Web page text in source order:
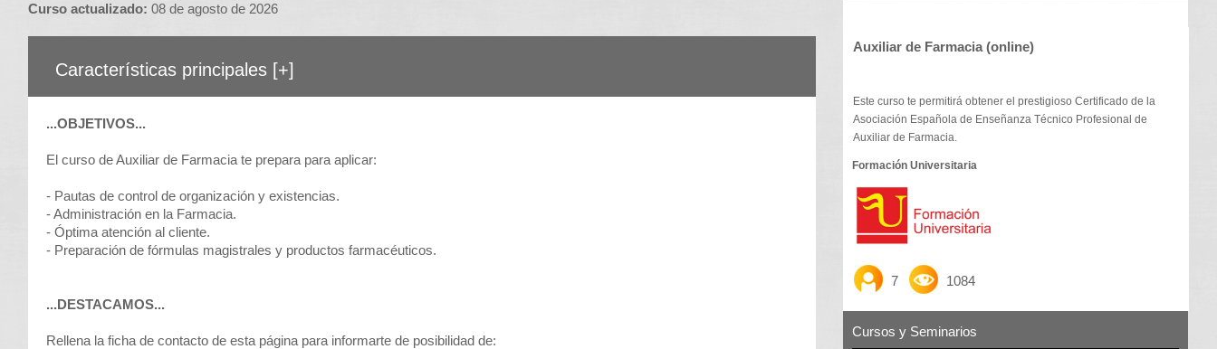
Curso actualizado: 08 de agosto de 2026
Características principales [+]
...OBJETIVOS...
El curso de Auxiliar de Farmacia te prepara para aplicar:
- Pautas de control de organización y existencias.
- Administración en la Farmacia.
- Óptima atención al cliente.
- Preparación de fórmulas magistrales y productos farmacéuticos.
...DESTACAMOS...
Rellena la ficha de contacto de esta página para informarte de posibilidad de:
Auxiliar de Farmacia (online)
Este curso te permitirá obtener el prestigioso Certificado de la
Asociación Española de Enseñanza Técnico Profesional de
Auxiliar de Farmacia.
Formación Universitaria
7 1084
Cursos y Seminarios